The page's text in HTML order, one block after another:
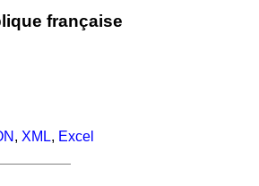
française
, XML, Excel